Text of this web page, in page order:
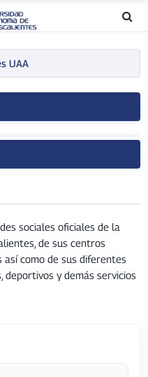
UAA
sociales oficiales de la
de sus centros
así como de sus diferentes
deportivos y demás servicios